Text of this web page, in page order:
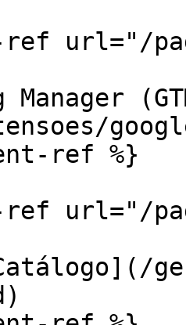
url="/
Manager
ref %}
url="/